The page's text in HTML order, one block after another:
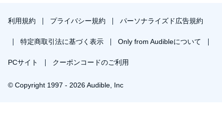
利用規約 プライバシー規約 パーソナライズド広告規約
特定商取引法に基づく表示 Only from Audibleについて
PCサイト クーポンコードのご利用
© Copyright 1997 - 2026 Audible, Inc